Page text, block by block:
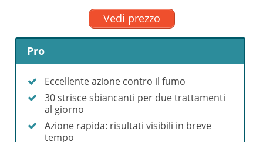
Vedi prezzo
Pro
Eccellente azione contro il fumo
30 strisce sbiancanti per due trattamenti
al giorno
Azione rapida: risultati visibili in breve
tempo